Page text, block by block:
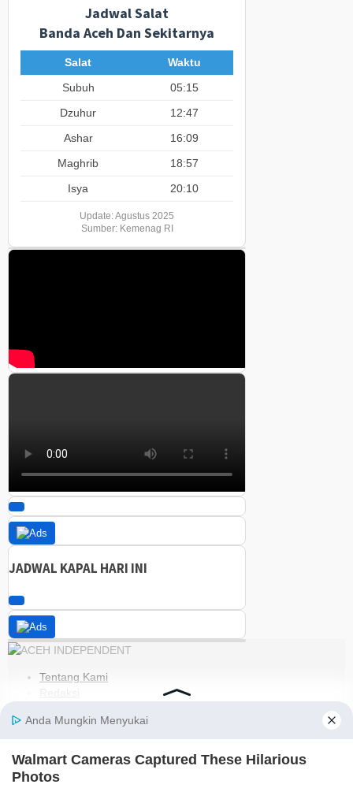
Jadwal Salat
Banda Aceh Dan Sekitarnya
Salat
Waktu
Subuh
05:15
Dzuhur
12:47
Ashar
16:09
Maghrib
18:57
Isya
20:10
Update: Agustus 2025
Sumber: Kemenag RI
JADWAL KAPAL HARI INI
Tentang Kami
Redaksi
Pedoman Media Siber
Kebijakan Privasi